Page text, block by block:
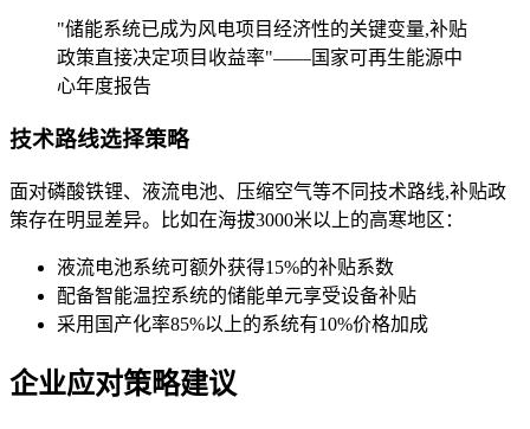
"储能系统已成为风电项目经济性的关键变量,补贴
政策直接决定项目收益率"——国家可再生能源中
心年度报告
技术路线选择策略
面对磷酸铁锂、液流电池、压缩空气等不同技术路线,补贴政
策存在明显差异。比如在海拔3000米以上的高寒地区：
液流电池系统可额外获得15%的补贴系数
配备智能温控系统的储能单元享受设备补贴
采用国产化率85%以上的系统有10%价格加成
企业应对策略建议